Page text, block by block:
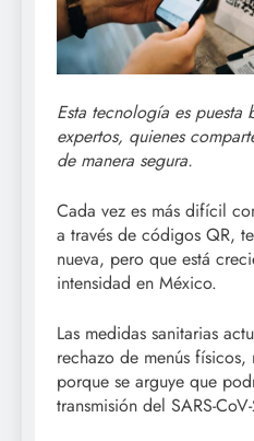
Esta tecnología es puesta
expertos, quienes
de manera segura.
Cada vez es más difícil
a través de códigos QR,
nueva, pero que está
intensidad en México.
Las medidas sanitarias
rechazo de menús
porque se arguye que
transmisión del SARS-